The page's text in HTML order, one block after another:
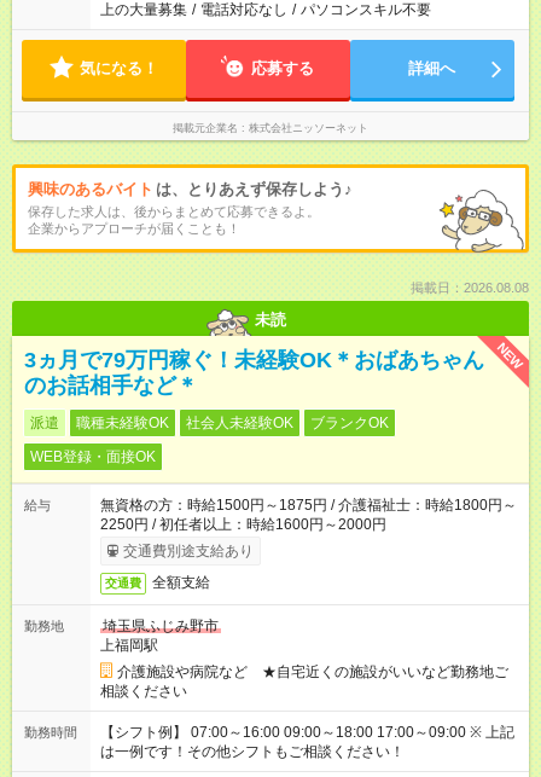
上の大量募集 / 電話対応なし / パソコンスキル不要
気になる！ 応募する 詳細へ
掲載元企業名 株式会社ニッソーネット
興味のあるバイト は、とりあえず保存しよう♪
保存した求人は、後からまとめて応募できるよ。
企業からアプローチが届くことも！
掲載日：2026.08.08
未読
NEW
3ヵ月で79万円稼ぐ！未経験OK＊おばあちゃん
のお話相手など＊
派遣 職種未経験OK 社会人未経験OK
ブランクOK
WEB登録・面接OK
給与
無資格の方：時給1500円～1875円 / 介護福祉士：時給1800円～
2250円 / 初任者以上：時給1600円～2000円
交通費別途支給あり
交通費 全額支給
勤務地
埼玉県ふじみ野市
上福岡駅
介護施設や病院など ★自宅近くの施設がいいなど勤務地ご
相談ください
勤務時間
【シフト例】 07:00～16:00 09:00～18:00 17:00～09:00 ※ 上記
は一例です！その他シフトもご相談ください！